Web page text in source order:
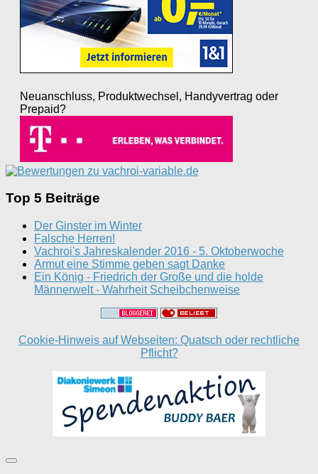
Neuanschluss, Produktwechsel, Handyvertrag oder
Prepaid?
Top 5 Beiträge
Der Ginster im Winter
Falsche Herren!
Vachroi's Jahreskalender 2016 - 5. Oktoberwoche
Armut eine Stimme geben sagt Danke
Ein König - Friedrich der Große und die holde
Männerwelt - Wahrheit Scheibchenweise
Cookie-Hinweis auf Webseiten: Quatsch oder rechtliche
Pflicht?